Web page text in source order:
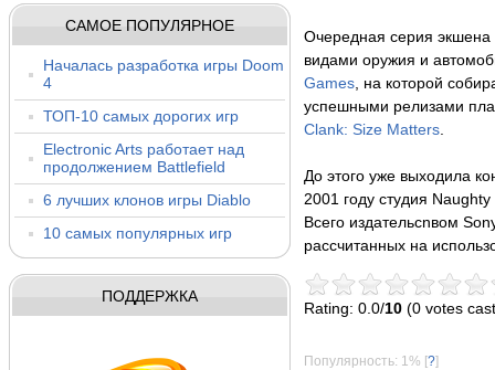
САМОЕ ПОПУЛЯРНОЕ
Началась разработка игры Doom
4
ТОП-10 самых дорогих игр
Electronic Arts работает над
продолжением Battlefield
6 лучших клонов игры Diablo
10 самых популярных игр
ПОДДЕРЖКА
Очередная серия
видами оружия и
Games, на которой
успешными релизами
Clank: Size Matters.
До этого уже выходила
2001 году студия
Всего издательсnвом
рассчитанных на
Rating: 0.0/10 (0 votes
Популярность: 1% [?]